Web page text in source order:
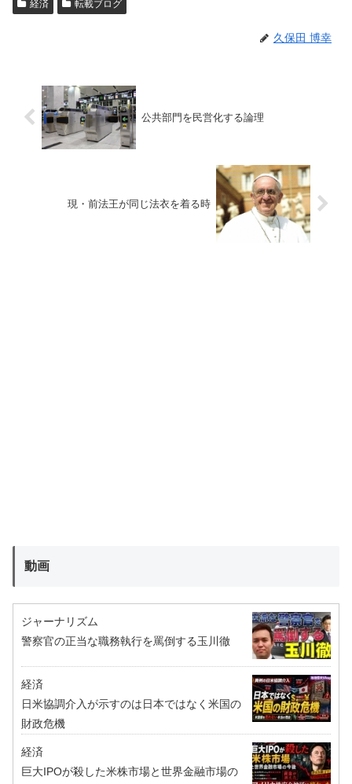
経済 転載ブログ
久保田 博幸
公共部門を民営化する論理
現・前法王が同じ法衣を着る時
動画
ジャーナリズム
警察官の正当な職務執行を罵倒する玉川徹
経済
日米協調介入が示すのは日本ではなく米国の
財政危機
経済
巨大IPOが殺した米株市場と世界金融市場の